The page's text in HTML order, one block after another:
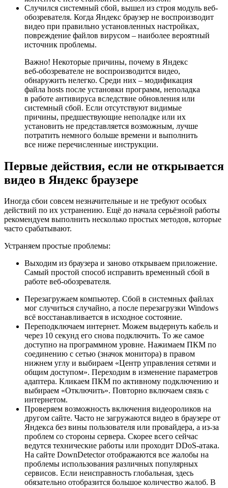
Случился системный сбой, вышел из строя модуль веб-
обозревателя. Когда Яндекс браузер не воспроизводит
видео при правильно установленных настройках,
повреждение файлов вирусом – наиболее вероятный
источник проблемы.
Важно! Некоторые причины, почему в Яндекс
веб-обозревателе не воспроизводится видео,
обнаружить нелегко. Среди них – модификация
файла hosts после установки программ, неполадка
в работе антивируса вследствие обновления или
системный сбой. Если отсутствуют видимые
причины, предшествующие неполадке или их
установить не представляется возможным, лучше
потратить немного больше времени и выполнить
все ниже перечисленные инструкции.
Первые действия, если не открывается
видео в Яндекс браузере
Иногда сбои совсем незначительные и не требуют особых
действий по их устранению. Ещё до начала серьёзной работы
рекомендуем выполнить несколько простых методов, которые
часто срабатывают.
Устраняем простые проблемы:
Выходим из браузера и заново открываем приложение.
Самый простой способ исправить временный сбой в
работе веб-обозревателя.
Перезагружаем компьютер. Сбой в системных файлах
мог случиться случайно, а после перезагрузки Windows
всё восстанавливается в исходное состояние.
Переподключаем интернет. Можем выдернуть кабель и
через 10 секунд его снова подключить. То же самое
доступно на программном уровне. Нажимаем ПКМ по
соединению с сетью (значок монитора) в правом
нижнем углу и выбираем «Центр управления сетями и
общим доступом». Переходим в изменение параметров
адаптера. Кликаем ПКМ по активному подключению и
выбираем «Отключить». Повторно включаем связь с
интернетом.
Проверяем возможность включения видеороликов на
другом сайте. Часто не загружаются видео в браузере от
Яндекса без вины пользователя или провайдера, а из-за
проблем со стороны сервера. Скорее всего сейчас
ведутся технические работы или проходит DDoS-атака.
На сайте DownDetectorотображаются все жалобы на
проблемы использования различных популярных
сервисов. Если неисправность глобальная, здесь
обязательно отобразится большое количество жалоб. В